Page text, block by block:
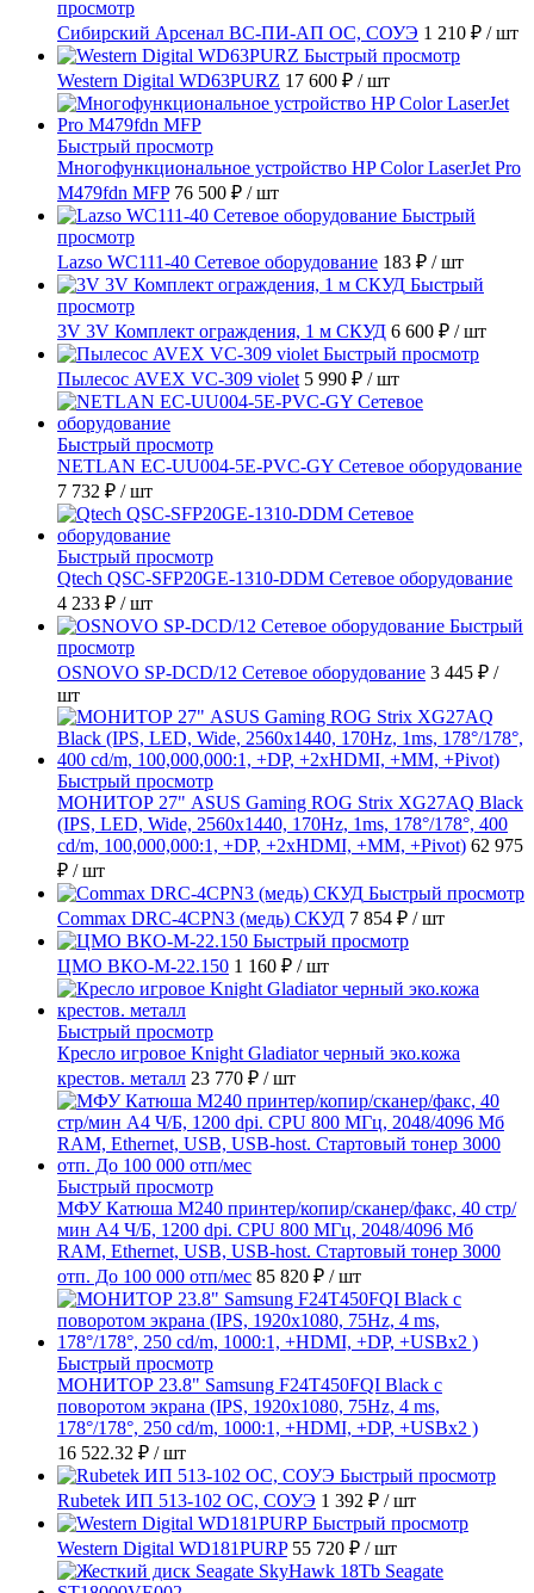
просмотр
Сибирский Арсенал ВС-ПИ-АП ОС, СОУЭ 1 210 ₽ / шт
Быстрый просмотр
Western Digital WD63PURZ 17 600 ₽ / шт
Быстрый просмотр
Многофункциональное устройство HP Color LaserJet Pro
M479fdn MFP 76 500 ₽ / шт
Быстрый
просмотр
Lazso WC111-40 Сетевое оборудование 183 ₽ / шт
Быстрый
просмотр
3V 3V Комплект ограждения, 1 м СКУД 6 600 ₽ / шт
Быстрый просмотр
Пылесос AVEX VC-309 violet 5 990 ₽ / шт
Быстрый просмотр
NETLAN EC-UU004-5E-PVC-GY Сетевое оборудование
7 732 ₽ / шт
Быстрый просмотр
Qtech QSC-SFP20GE-1310-DDM Сетевое оборудование
4 233 ₽ / шт
Быстрый
просмотр
OSNOVO SP-DCD/12 Сетевое оборудование 3 445 ₽ /
шт
Быстрый просмотр
МОНИТОР 27" ASUS Gaming ROG Strix XG27AQ Black
(IPS, LED, Wide, 2560x1440, 170Hz, 1ms, 178°/178°, 400
cd/m, 100,000,000:1, +DP, +2хHDMI, +MM, +Pivot) 62 975
₽ / шт
Быстрый просмотр
Commax DRC-4CPN3 (медь) СКУД 7 854 ₽ / шт
Быстрый просмотр
ЦМО ВКО-М-22.150 1 160 ₽ / шт
Быстрый просмотр
Кресло игровое Knight Gladiator черный эко.кожа
крестов. металл 23 770 ₽ / шт
Быстрый просмотр
МФУ Катюша M240 принтер/копир/сканер/факс, 40 стр/
мин А4 Ч/Б, 1200 dpi. CPU 800 МГц, 2048/4096 Мб
RAM, Ethernet, USB, USB-host. Стартовый тонер 3000
отп. До 100 000 отп/мес 85 820 ₽ / шт
Быстрый просмотр
МОНИТОР 23.8" Samsung F24T450FQI Black с
поворотом экрана (IPS, 1920x1080, 75Hz, 4 ms,
178°/178°, 250 cd/m, 1000:1, +HDMI, +DP, +USBx2 )
16 522.32 ₽ / шт
Быстрый просмотр
Rubetek ИП 513-102 ОС, СОУЭ 1 392 ₽ / шт
Быстрый просмотр
Western Digital WD181PURP 55 720 ₽ / шт